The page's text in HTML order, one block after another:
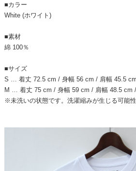
■カラー
White (ホワイト)
■素材
綿 100％
■サイズ
S … 着丈 72.5 cm / 身幅 56 cm / 肩幅 45.5
M … 着丈 75 cm / 身幅 59 cm / 肩幅 48.5 cm
※未洗いの状態です。洗濯縮みが生じる可能性